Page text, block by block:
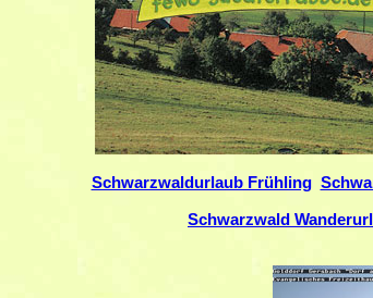
Schwarzwaldurlaub Frühling
Schwarzwald